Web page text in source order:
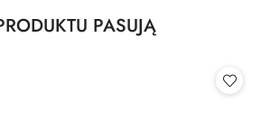
produktów PASUJĄ